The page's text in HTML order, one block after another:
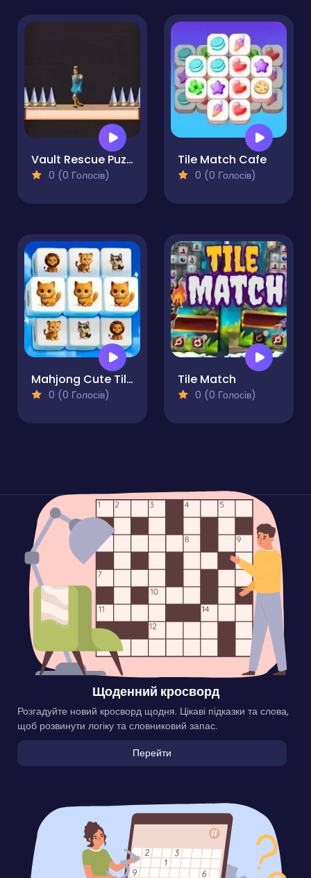
Vault Rescue Puzzle
0 (0 Голосів)
Tile Match Cafe
0 (0 Голосів)
Mahjong Cute Tiles
0 (0 Голосів)
Tile Match
0 (0 Голосів)
Щоденний кросворд
Розгадуйте новий кросворд щодня. Цікаві підказки та слова,
щоб розвинути логіку та словниковий запас.
Перейти